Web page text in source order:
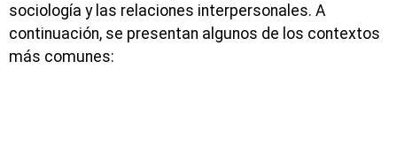
sociología y las relaciones interpersonales. A
continuación, se presentan algunos de los contextos
más comunes: